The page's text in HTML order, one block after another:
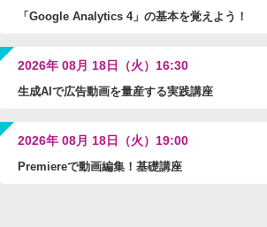
「Google Analytics 4」の基本を覚えよう！
2026年 08月 18日（火）16:30
生成AIで広告動画を量産する実践講座
2026年 08月 18日（火）19:00
Premiereで動画編集！基礎講座